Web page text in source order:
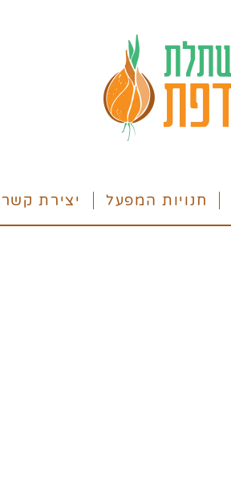
חנויות המפעל יצירת קשר